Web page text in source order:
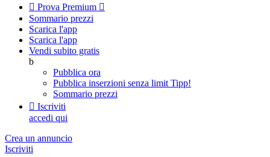
 Prova Premium 
Sommario prezzi
Scarica l'app
Scarica l'app
Vendi subito gratis
b
Pubblica ora
Pubblica inserzioni senza limit Tipp!
Sommario prezzi
 Iscriviti
accedi qui
Crea un annuncio
Iscriviti